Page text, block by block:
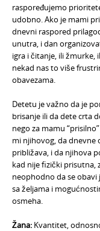
raspoređujemo
udobno. Ako je mami
dnevni raspored
unutra, i dan
igra i čitanje, ili žmurke,
nekad nas to više
obavezama.
Detetu je važno da je
brisanje ili da dete crta
nego za mamu
mi njihovog, da dnevne
približava, i da njihova
kad nije fizički prisutna,
neophodno da se
sa željama i
osmeha.
Žana: Kvantitet,